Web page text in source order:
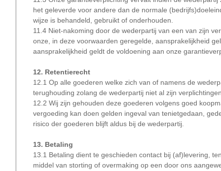
het geleverde voor andere dan de normale
wijze is behandeld, gebruikt of onderhouden.
11.4 Niet-nakoming door de wederpartij van een van zijn
onze, in deze voorwaarden geregelde, aansprakelijkheid
aansprakelijkheid geldt de voldoening aan onze
12. Retentierecht
12.1 Op alle goederen welke zich van of namens de
terughouding zolang de wederpartij niet al zijn
12.2 Wij zijn gehouden deze goederen volgens goed
vergoeding kan doen gelden ingeval van tenietgedaan,
risico der goederen blijft aldus bij de wederpartij.
13. Betaling
13.1 Betaling dient te geschieden contact bij (af)levering,
middel van storting of overmaking op een door ons